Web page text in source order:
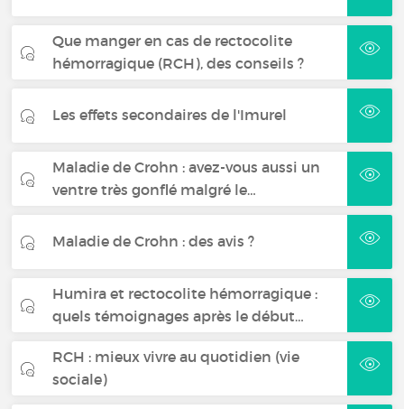
Que manger en cas de rectocolite
hémorragique (RCH), des conseils ?
Les effets secondaires de l'Imurel
Maladie de Crohn : avez-vous aussi un
ventre très gonflé malgré le…
Maladie de Crohn : des avis ?
Humira et rectocolite hémorragique :
quels témoignages après le début…
RCH : mieux vivre au quotidien (vie
sociale)